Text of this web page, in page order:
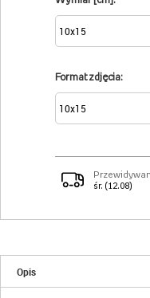
Format zdjęcia:
śr. (12.08)
Opis